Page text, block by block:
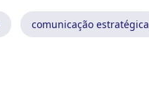
comunicação estratégica